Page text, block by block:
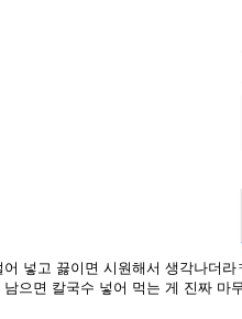
넣고 끓이면 시원해서 생각나더라
으면 칼국수 넣어 먹는 게 진짜 마